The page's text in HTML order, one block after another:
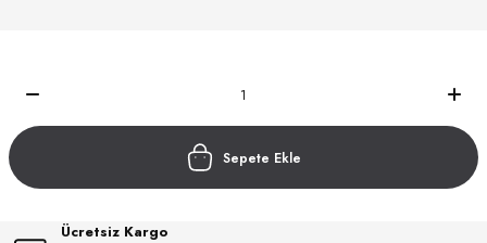
Sepete Ekle
Ücretsiz Kargo